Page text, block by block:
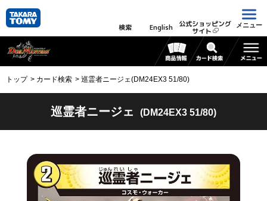
検索 English 公式ショッピング
サイト
メニュー
トップ カード検索 巡霊者ニージェ(DM24EX3 51/80)
巡霊者ニージェ (DM24EX3 51/80)